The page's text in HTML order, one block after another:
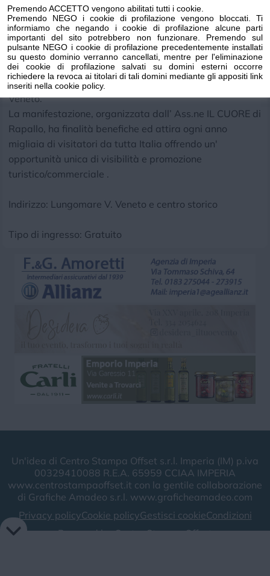
Premendo ACCETTO vengono abilitati tutti i cookie.
Premendo NEGO i cookie di profilazione vengono bloccati. Ti
informiamo che negando i cookie di profilazione alcune parti
importanti del sito potrebbero non funzionare. Premendo sul
pulsante NEGO i cookie di profilazione precedentemente installati
su questo dominio verranno cancellati, mentre per l'eliminazione
dei cookie di profilazione salvati su domini esterni occorre
richiedere la revoca ai titolari di tali domini mediante gli appositi link
inseriti nella cookie policy.
L’ evento durerà 5 giorni, è richiesto patrocinio
istituzionale di Regione Liguria, Città di Rapallo, Città
Metropolitana di Genova .
Valore aggiunto sono i numerosi eventi culturali ed
enogastronomici che si svolgeranno ogni giorno presso
il CentroEXPO nella maxi tensostruttura sul L. Mare V.
Veneto.
La manifestazione, organizzata dall’ Ass.ne IL CUORE di
Rapallo, ha finalità benefiche ed attira ogni anno
migliaia di visitatori da tutta Italia offrendo un'
opportunità unica di visibilità e promozione
turistico/commerciale .
Indirizzo: Lungomare V. Veneto e centro storico
Tipo di ingresso: Gratuito
Un'idea di Centro Stampa Offset s.r.l. Imperia (IM) p.iva
00329410088 R.E.A. 65959 CCIAA IMPERIA
www.centrostampaoffset.it con la gentile collaborazione
di Grafiche Amadeo s.r.l. www.graficheamadeo.com
Privacy policyCookie policyGestisci cookieCondizioni
Powered byCentro Stampa Offset